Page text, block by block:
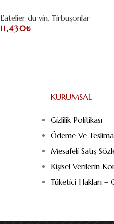
L’atelier du vin, Tirbuşonlar
11,430₺
KURUMSAL
Gizlilik Politikası
Ödeme Ve
Mesafeli Satış
Kişisel Verilerin
Tüketici Hakları –